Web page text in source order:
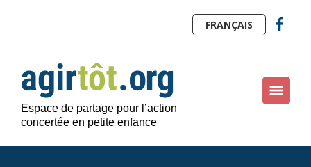
Espace de partage pour l’action
concertée en petite enfance
FRANÇAIS